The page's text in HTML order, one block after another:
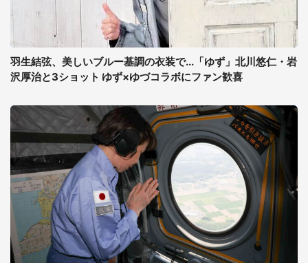
羽生結弦、美しいブルー基調の衣装で...「ゆず」北川悠仁・岩
沢厚治と3ショット ゆず×ゆづコラボにファン歓喜